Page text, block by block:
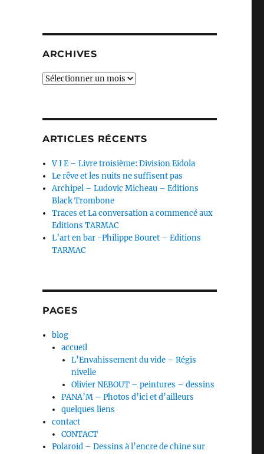
ARCHIVES
Archives
ARTICLES RÉCENTS
V I E – Livre troisième: Division Eidola
Le rêve et les nuits ne suffisent pas
Archipel – Ludovic Micheau – Editions
Black Trombone
Traces et La conversation a commencé aux
Editions TARMAC
L’art en bar -Philippe Bouret – Editions
TARMAC
PAGES
blog
accueil
L’Envahissement du vide – Régis
nivelle
Olivier NEBOUT – peintures – dessins
PANA’M – Photos d’ici et d’ailleurs
quelques liens
contact
CONTACT
Polaroid – Dessins à l’encre de chine sur